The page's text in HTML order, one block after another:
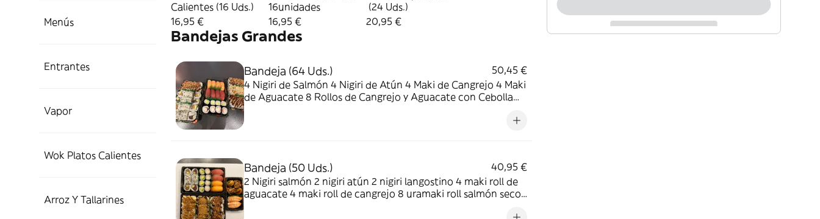
Menús
Entrantes
Vapor
Wok Platos Calientes
Arroz Y Tallarines
Calientes (16 Uds.)
16,95 €
16unidades
16,95 €
(24 Uds.)
20,95 €
Bandejas Grandes
Bandeja (64 Uds.)
50,45 €
4 Nigiri de Salmón 4 Nigiri de Atún 4 Maki de Cangrejo 4 Maki
de Aguacate 8 Rollos de Cangrejo y Aguacate con Cebolla
Aguacate 8 Uramaki de Pato 8 Uramaki de Pollo 8 Uramaki
Bandeja (50 Uds.)
40,95 €
2 Nigiri salmón 2 nigiri atún 2 nigiri langostino 4 maki roll de
aguacate 4 maki roll de cangrejo 8 uramaki roll salmón seco